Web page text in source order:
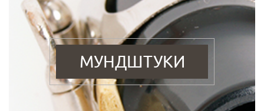
МУНДШТУКИ